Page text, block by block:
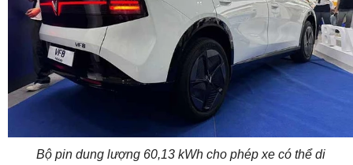
Bộ pin dung lượng 60,13 kWh cho phép xe có thể di